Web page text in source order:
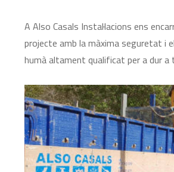
A Also Casals Instal·lacions ens
projecte amb la màxima seguretat i
humà altament qualificat per a dur a